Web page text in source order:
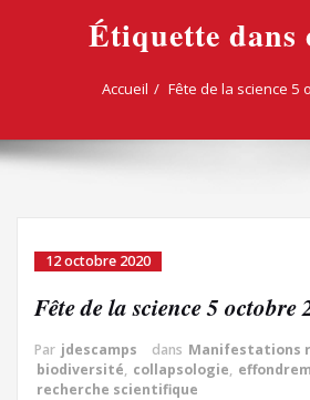
Étiquette dans
Accueil Fête de la science 5
12 octobre 2020
Fête de la science 5 octobre
Par jdescamps dans Manifestations
biodiversité, collapsologie,
recherche scientifique